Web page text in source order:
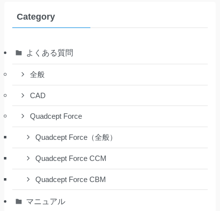
Category
よくある質問
全般
CAD
Quadcept Force
Quadcept Force（全般）
Quadcept Force CCM
Quadcept Force CBM
マニュアル